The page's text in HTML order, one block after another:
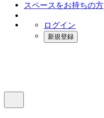
スペースをお持ちの方
ログイン
新規登録